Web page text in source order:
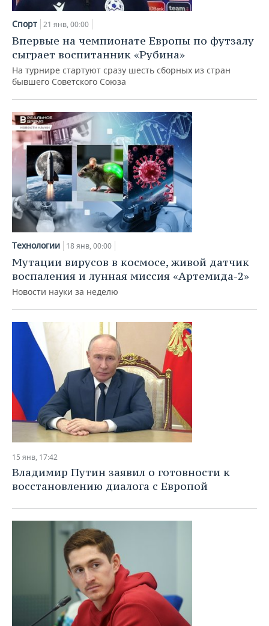
Спорт 21 янв, 00:00
Впервые на чемпионате Европы по футзалу
сыграет воспитанник «Рубина»
На турнире стартуют сразу шесть сборных из стран
бывшего Советского Союза
Технологии 18 янв, 00:00
Мутации вирусов в космосе, живой датчик
воспаления и лунная миссия «Артемида-2»
Новости науки за неделю
15 янв, 17:42
Владимир Путин заявил о готовности к
восстановлению диалога с Европой